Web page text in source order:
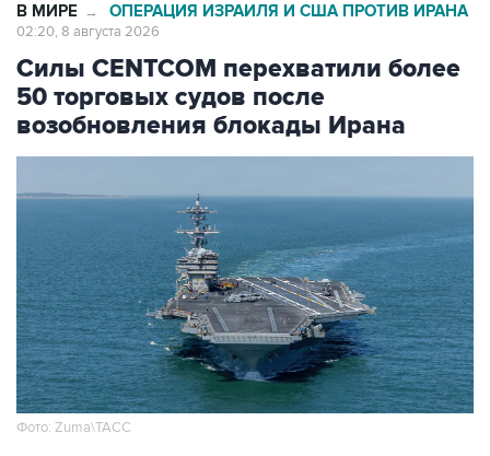
В МИРЕ → ОПЕРАЦИЯ ИЗРАИЛЯ И США ПРОТИВ ИРАНА
02:20, 8 августа 2026
Силы CENTCOM перехватили более
50 торговых судов после
возобновления блокады Ирана
Фото: Zuma\ТАСС